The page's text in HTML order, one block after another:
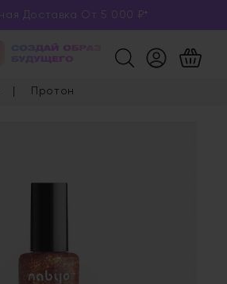
Доставка От 5 000 ₽*
Протон